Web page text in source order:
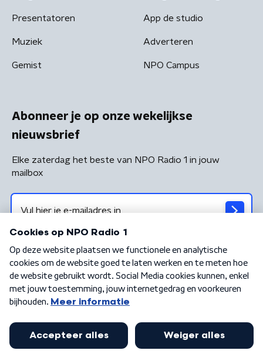
Presentatoren
Muziek
Gemist
App de studio
Adverteren
NPO Campus
Abonneer je op onze wekelijkse
nieuwsbrief
Elke zaterdag het beste van NPO Radio 1 in jouw
mailbox
Algemene voorwaarden